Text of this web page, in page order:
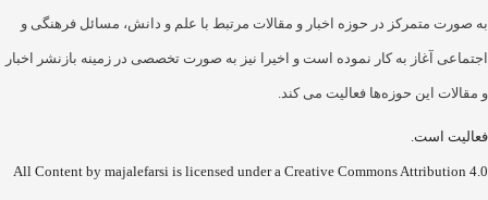
متمرکز در حوزه اخبار و مقالات مرتبط با علم و دانش، مسائل فرهنگی و
آغاز به کار نموده است و اخیرا نیز به صورت تخصصی در زمینه بازنشر اخبار
این حوزه‌ها فعالیت می کند.
است.
All Content by majalefarsi is licensed under a Creative Commons